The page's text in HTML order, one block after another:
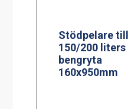
Stödpelare till
150/200 liters
bengryta
160x950mm